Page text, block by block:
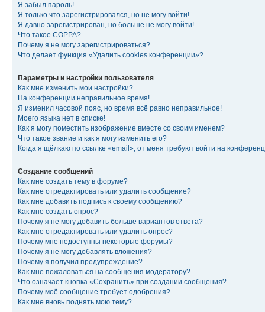
Я забыл пароль!
Я только что зарегистрировался, но не могу войти!
Я давно зарегистрирован, но больше не могу войти!
Что такое COPPA?
Почему я не могу зарегистрироваться?
Что делает функция «Удалить cookies конференции»?
Параметры и настройки пользователя
Как мне изменить мои настройки?
На конференции неправильное время!
Я изменил часовой пояс, но время всё равно неправильное!
Моего языка нет в списке!
Как я могу поместить изображение вместе со своим именем?
Что такое звание и как я могу изменить его?
Когда я щёлкаю по ссылке «email», от меня требуют войти на
Создание сообщений
Как мне создать тему в форуме?
Как мне отредактировать или удалить сообщение?
Как мне добавить подпись к своему сообщению?
Как мне создать опрос?
Почему я не могу добавить больше вариантов ответа?
Как мне отредактировать или удалить опрос?
Почему мне недоступны некоторые форумы?
Почему я не могу добавлять вложения?
Почему я получил предупреждение?
Как мне пожаловаться на сообщения модератору?
Что означает кнопка «Сохранить» при создании сообщения?
Почему моё сообщение требует одобрения?
Как мне вновь поднять мою тему?